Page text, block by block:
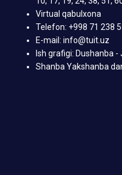
Virtual qabulxona
Telefon: +998 71 238
E-mail: info@tuit.uz
Ish grafigi: Dushanba
Shanba Yakshanba